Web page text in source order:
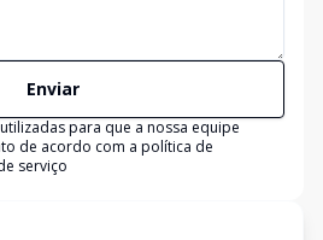
Enviar
para que a nossa equipe
de acordo com a política de
serviço